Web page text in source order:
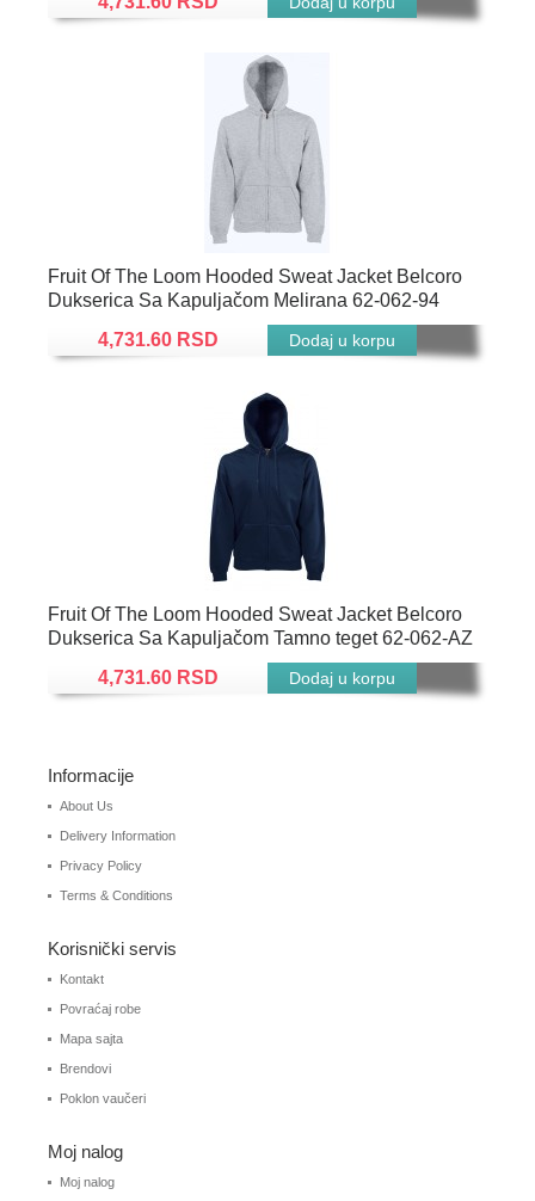
Fruit Of The Loom Hooded Sweat Jacket Belcoro
Dukserica Sa Kapuljačom Melirana 62-062-94
4,731.60 RSD
Fruit Of The Loom Hooded Sweat Jacket Belcoro
Dukserica Sa Kapuljačom Tamno teget 62-062-AZ
4,731.60 RSD
Informacije
About Us
Delivery Information
Privacy Policy
Terms & Conditions
Korisnički servis
Kontakt
Povraćaj robe
Mapa sajta
Brendovi
Poklon vaučeri
Moj nalog
Moj nalog